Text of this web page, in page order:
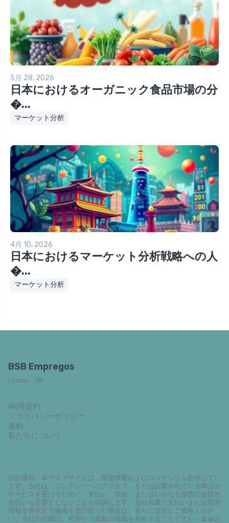
5月 28, 2026
日本におけるオーガニック食品市場の分
�...
マーケット分析
4月 10, 2026
日本におけるマーケット分析戦略への人
�...
マーケット分析
BSB Empregos
Footer - JP
l利用規約
プライバシーポリシー
接触
私たちについて
法的通知：本ウェブサイトは、関連情報およびコンテンツを提供してい
ます。当社は、コンテンツへのアクセス、または記載されている商品や
サービスを受けるために、支払い、預金、またはいかなる形態の金銭的
前払いも必要としないことを強調します。当社名義で支払いまたは追加
情報を要求する連絡を受け取った場合は、直ちに当社にご連絡くださ
い。当社の目標は、有用かつ最新の情報を共有することですが、金融お